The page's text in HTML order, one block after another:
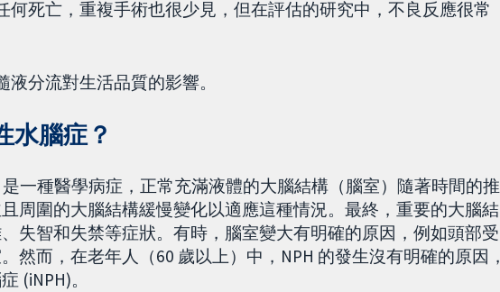
何死亡，重複手術也很少見，但在評估的研究中，不良反應很常
分流對生活品質的影響。
水腦症？
一種醫學病症，正常充滿液體的大腦結構（腦室）隨著時間的推
周圍的大腦結構緩慢變化以適應這種情況。最終，重要的大腦結
失智和失禁等症狀。有時，腦室變大有明確的原因，例如頭部受
然而，在老年人（60 歲以上）中，NPH 的發生沒有明確的原因，
(iNPH)。